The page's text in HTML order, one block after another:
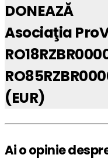
DONEAZĂ
Asociaţia
(EUR)
Ai o opinie